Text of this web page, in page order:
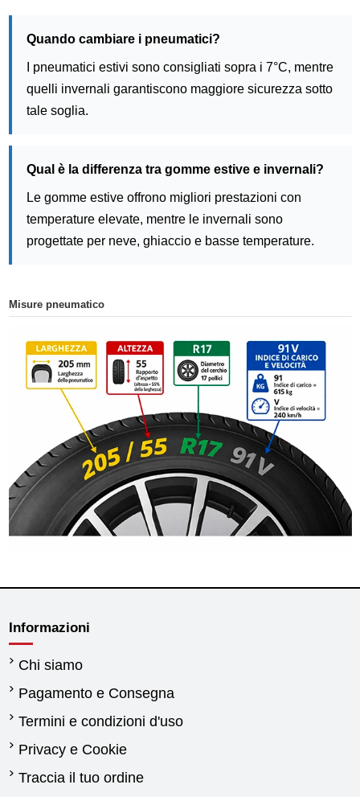
Quando cambiare i pneumatici?
I pneumatici estivi sono consigliati sopra i 7°C, mentre
quelli invernali garantiscono maggiore sicurezza sotto
tale soglia.
Qual è la differenza tra gomme estive e invernali?
Le gomme estive offrono migliori prestazioni con
temperature elevate, mentre le invernali sono
progettate per neve, ghiaccio e basse temperature.
Misure pneumatico
Informazioni
Chi siamo
Pagamento e Consegna
Termini e condizioni d'uso
Privacy e Cookie
Traccia il tuo ordine